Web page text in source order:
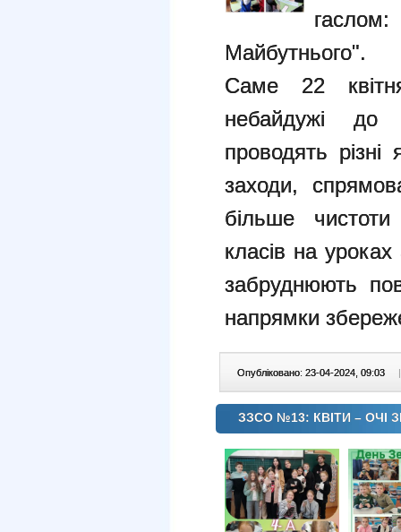
Майбутнього".
Саме 22
небайдужі до
проводять
заходи,
більше чистоти
класів на
забруднюють
напрямки
Опубліковано: 23-04-2024, 09:03 |
ЗЗСО №13: КВІТИ – ОЧІ